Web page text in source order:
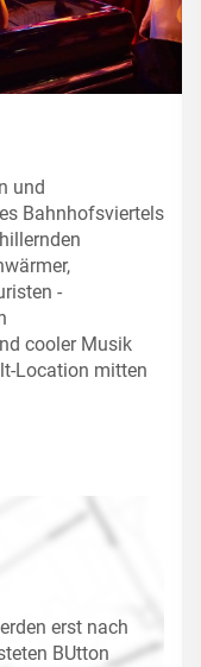
und
Bahnhofsviertels
-
cooler Musik
Location mitten
erst nach
BUtton